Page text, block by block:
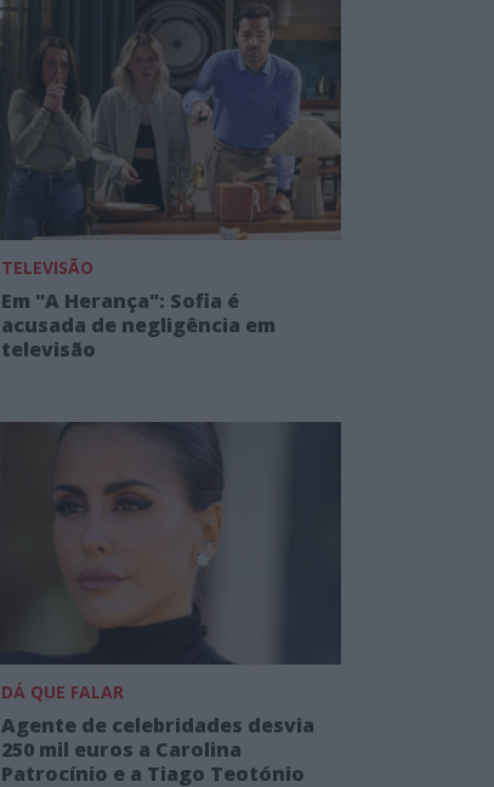
TELEVISÃO
Em "A Herança": Sofia é
acusada de negligência em
televisão
DÁ QUE FALAR
Agente de celebridades desvia
250 mil euros a Carolina
Patrocínio e a Tiago Teotónio